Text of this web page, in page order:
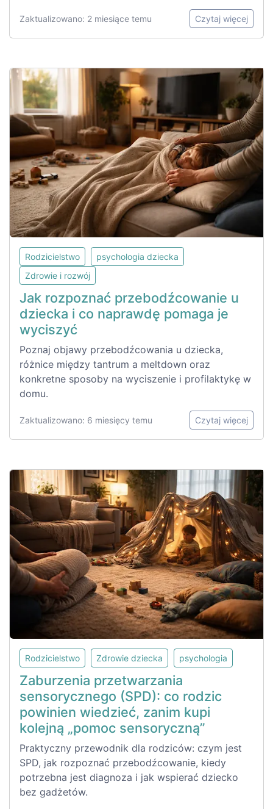
Zaktualizowano: 2 miesiące temu Czytaj więcej
Rodzicielstwo
psychologia dziecka
Zdrowie i rozwój
Jak rozpoznać przebodźcowanie u
dziecka i co naprawdę pomaga je
wyciszyć
Poznaj objawy przebodźcowania u dziecka,
różnice między tantrum a meltdown oraz
konkretne sposoby na wyciszenie i profilaktykę w
domu.
Zaktualizowano: 6 miesięcy temu Czytaj więcej
Rodzicielstwo Zdrowie dziecka psychologia
Zaburzenia przetwarzania
sensorycznego (SPD): co rodzic
powinien wiedzieć, zanim kupi
kolejną „pomoc sensoryczną”
Praktyczny przewodnik dla rodziców: czym jest
SPD, jak rozpoznać przebodźcowanie, kiedy
potrzebna jest diagnoza i jak wspierać dziecko
bez gadżetów.